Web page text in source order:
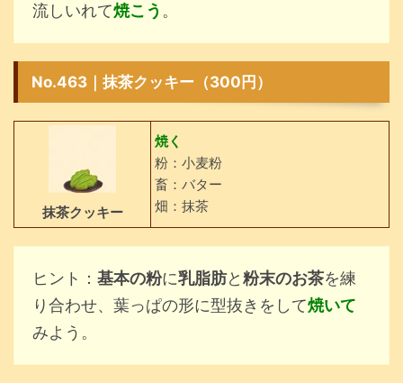
流しいれて焼こう 。
No.463｜抹茶クッキー（300円）
抹茶クッキー
焼く
粉：小麦粉
畜：バター
畑：抹茶
ヒント： 基本の粉に乳脂肪と粉末のお茶を練
り合わせ、葉っぱの形に型抜きをして焼いて
みよう。